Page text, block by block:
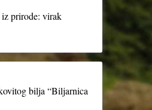
prirode: virak
bilja “Biljarnica